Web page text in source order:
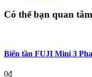
Có thể bạn quan tâm
Biến tần FUJI Mini 3
0₫